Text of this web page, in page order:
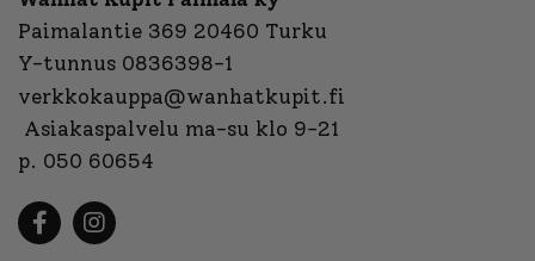
Paimalantie 369 20460 Turku
Y-tunnus 0836398-1
verkkokauppa@wanhatkupit.fi
Asiakaspalvelu ma-su klo 9-21
p. 050 60654